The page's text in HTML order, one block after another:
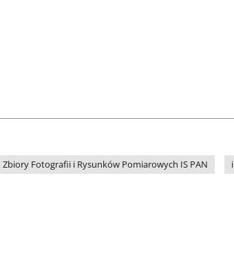
Zbiory Fotografii i Rysunków Pomiarowych IS PAN